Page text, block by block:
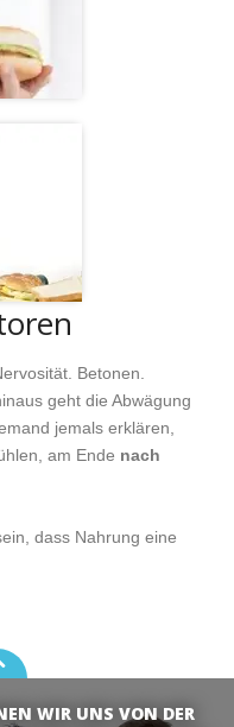
Betonen.
geht die Abwägung
jemals erklären,
am Ende nach
dass Nahrung eine
WIR UNS VON DER